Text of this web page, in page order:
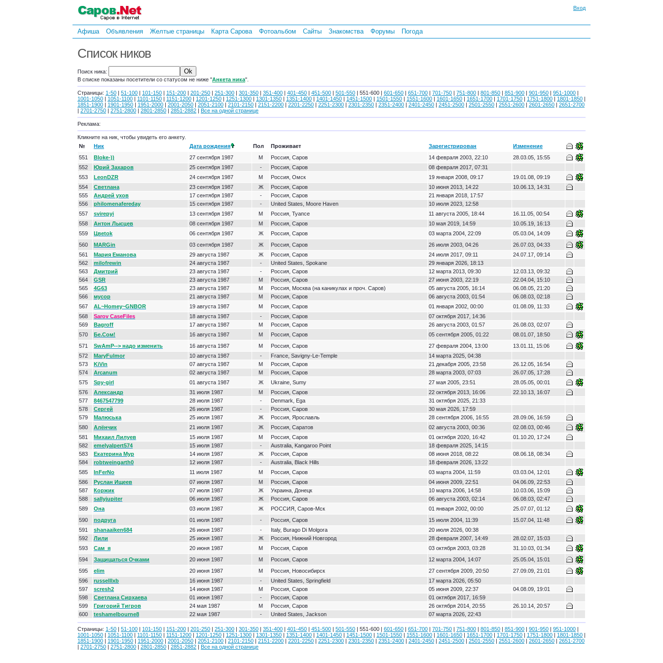
Вход
Афиша Объявления Желтые страницы Карта Сарова Фотоальбом Сайты Знакомства Форумы Погода
Список ников
Поиск ника:
В списке показаны посетители со статусом не ниже "Анкета ника".
Страницы: 1-50 | 51-100 | 101-150 | 151-200 | 201-250 | 251-300 | 301-350 | 351-400 | 401-450 | 451-500 | 501-550 | 551-600 | 601-650 | 651-700 | 701-750 | 751-800 | 801-850 | 851-900 | 901-950 | 951-1000 |
1001-1050 | 1051-1100 | 1101-1150 | 1151-1200 | 1201-1250 | 1251-1300 | 1301-1350 | 1351-1400 | 1401-1450 | 1451-1500 | 1501-1550 | 1551-1600 | 1601-1650 | 1651-1700 | 1701-1750 | 1751-1800 | 1801-1850 |
1851-1900 | 1901-1950 | 1951-2000 | 2001-2050 | 2051-2100 | 2101-2150 | 2151-2200 | 2201-2250 | 2251-2300 | 2301-2350 | 2351-2400 | 2401-2450 | 2451-2500 | 2501-2550 | 2551-2600 | 2601-2650 | 2651-2700
| 2701-2750 | 2751-2800 | 2801-2850 | 2851-2882 | Все на одной странице
Реклама:
Кликните на ник, чтобы увидеть его анкету.
№
Ник Дата рождения Пол Проживает Зарегистрирован
Изменение
551
Bloke-)) 27 сентября 1987 М Россия, Саров 14 февраля 2003, 22:10
28.03.05, 15:55
552
Юрий Захаров 25 сентября 1987 - Россия, Саров
08 февраля 2017, 07:31
553
LeonDZR 24 сентября 1987 М Россия, Омск 19 января 2008, 09:17
19.01.08, 09:19
554
Светлана 23 сентября 1987 Ж Россия, Саров 10 июня 2013, 14:22
10.06.13, 14:31
555
Андрей ухов 17 сентября 1987 - Россия, Саров
21 января 2018, 17:57
556
philomenafereday 15 сентября 1987 - United States, Moore Haven
10 июля 2023, 12:58
557
svirepyi 13 сентября 1987 М Россия, Туапсе 11 августа 2005, 18:44
16.11.05, 00:54
558
Антон Лысцев 08 сентября 1987 М Россия, Саров 10 мая 2019, 14:59
10.05.19, 16:13
559
Цвеtok 06 сентября 1987 Ж Россия, Саров 03 марта 2004, 22:09
05.03.04, 14:09
560
MARGin 03 сентября 1987 Ж Россия, Саров 26 июля 2003, 04:26
26.07.03, 04:33
561
Мария Еманова 29 августа 1987 Ж Россия, Саров 24 июля 2017, 09:11
24.07.17, 09:14
562
milofrewin 24 августа 1987 - United States, Spokane
29 января 2026, 18:13
563
Дмитрий 23 августа 1987 - Россия, Саров 12 марта 2013, 09:30
12.03.13, 09:32
564
GSR 23 августа 1987 М Россия, Саров 27 июня 2003, 22:19
22.04.04, 15:10
565
4G63 23 августа 1987 М Россия, Москва (на каникулах и проч. Саров) 05 августа 2005, 16:14
06.08.05, 21:20
566
мусор 21 августа 1987 М Россия, Саров 06 августа 2003, 01:54
06.08.03, 02:18
567
AL~Homey~GNBOR 19 августа 1987 М Россия, Саров 01 января 2002, 00:00
01.08.09, 11:33
568
Sarov CaseFiles 18 августа 1987 - Россия, Саров
07 октября 2017, 14:36
569
Bagroff 17 августа 1987 М Россия, Саров 26 августа 2003, 01:57
26.08.03, 02:07
570
Бе.Сом! 16 августа 1987 М Россия, Саров 05 сентября 2005, 01:22
08.01.07, 18:50
571
SwAmP--> надо изменить 16 августа 1987 М Россия, Саров 27 февраля 2004, 13:00
13.01.11, 15:06
572
MaryFulmor 10 августа 1987 - France, Savigny-Le-Temple
14 марта 2025, 04:38
573
KiVin 07 августа 1987 М Россия, Саров 21 декабря 2005, 23:58
26.12.05, 16:54
574
Arcanum 02 августа 1987 М Россия, Саров 28 марта 2003, 07:03
26.07.05, 17:28
575
Spy-girl 01 августа 1987 Ж Ukraine, Sumy 27 мая 2005, 23:51
28.05.05, 00:01
576
Александр 31 июля 1987 М Россия, Саров 22 октября 2013, 16:06
22.10.13, 16:07
577
8467547799 28 июля 1987 - Denmark, Ega
31 октября 2025, 21:33
578
Сергей 26 июля 1987 - Россия, Саров
30 мая 2026, 17:59
579
Малюська 25 июля 1987 Ж Россия, Ярославль 28 сентября 2006, 16:55
28.09.06, 16:59
580
Алёнчик 21 июля 1987 Ж Россия, Саратов 02 августа 2003, 00:36
02.08.03, 00:46
581
Михаил Лилуев 15 июля 1987 М Россия, Саров 01 октября 2020, 16:42
01.10.20, 17:24
582
emelyalpert574 15 июля 1987 - Australia, Kangaroo Point
18 февраля 2025, 14:15
583
Екатерина Мур 14 июля 1987 Ж Россия, Саров 08 июня 2018, 08:22
08.06.18, 08:34
584
robtweingarth0 12 июля 1987 - Australia, Black Hills
18 февраля 2026, 13:22
585
InFerNo 11 июля 1987 М Россия, Саров 03 марта 2004, 11:59
03.03.04, 12:01
586
Руслан Ищеев 07 июля 1987 М Россия, Саров 04 июня 2009, 22:51
04.06.09, 22:53
587
Коржик 07 июля 1987 Ж Украина, Донецк 10 марта 2006, 14:58
10.03.06, 15:09
588
sallyjupiter 06 июля 1987 Ж Россия, Саров 06 августа 2003, 02:14
06.08.03, 02:47
589
Она 03 июля 1987 Ж РОССИЯ, Саров-Мск 01 января 2002, 00:00
25.07.07, 01:12
590
подруга 01 июля 1987 - Россия, Саров 15 июля 2004, 11:39
15.07.04, 11:48
591
shanaaiken684 26 июня 1987 - Italy, Burago Di Molgora
20 июля 2026, 00:38
592
Лили 25 июня 1987 Ж Россия, Нижний Новгород 28 февраля 2007, 14:49
28.02.07, 15:03
593
Сам_я 20 июня 1987 М Россия, Саров 03 октября 2003, 03:28
31.10.03, 01:34
594
Защищаться Очками 20 июня 1987 М Россия, Саров 12 марта 2004, 14:07
25.05.04, 15:01
595
elim 20 июня 1987 М Россия, Новосибирск 27 сентября 2009, 20:50
27.09.09, 21:01
596
russelllxb 16 июня 1987 - United States, Springfield
17 марта 2026, 05:50
597
scresh2 14 июня 1987 М Россия, Саров 05 июня 2009, 22:37
04.08.09, 19:01
598
Светлана Сирхаева 01 июня 1987 - Россия, Саров
01 октября 2017, 16:59
599
Григорий Тигров 24 мая 1987 М Россия, Саров 26 октября 2014, 20:55
26.10.14, 20:57
600
teshamelbourne8 22 мая 1987 - United States, Jackson 07 марта 2026, 22:43
Страницы: 1-50 | 51-100 | 101-150 | 151-200 | 201-250 | 251-300 | 301-350 | 351-400 | 401-450 | 451-500 | 501-550 | 551-600 | 601-650 | 651-700 | 701-750 | 751-800 | 801-850 | 851-900 | 901-950 | 951-1000 |
1001-1050 | 1051-1100 | 1101-1150 | 1151-1200 | 1201-1250 | 1251-1300 | 1301-1350 | 1351-1400 | 1401-1450 | 1451-1500 | 1501-1550 | 1551-1600 | 1601-1650 | 1651-1700 | 1701-1750 | 1751-1800 | 1801-1850 |
1851-1900 | 1901-1950 | 1951-2000 | 2001-2050 | 2051-2100 | 2101-2150 | 2151-2200 | 2201-2250 | 2251-2300 | 2301-2350 | 2351-2400 | 2401-2450 | 2451-2500 | 2501-2550 | 2551-2600 | 2601-2650 | 2651-2700
| 2701-2750 | 2751-2800 | 2801-2850 | 2851-2882 | Все на одной странице